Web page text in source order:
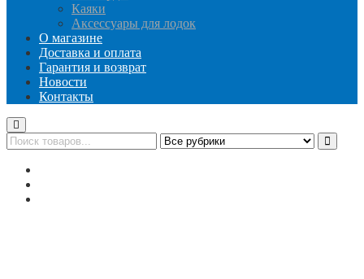
Каяки
Аксессуары для лодок
О магазине
Доставка и оплата
Гарантия и возврат
Новости
Контакты